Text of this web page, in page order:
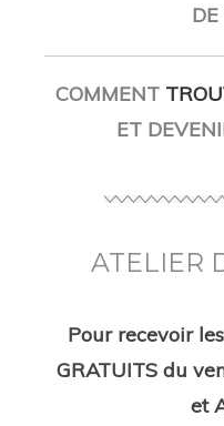
DE
COMMENT
ET
ATELIER
Pour recevoir
GRATUITS du
et